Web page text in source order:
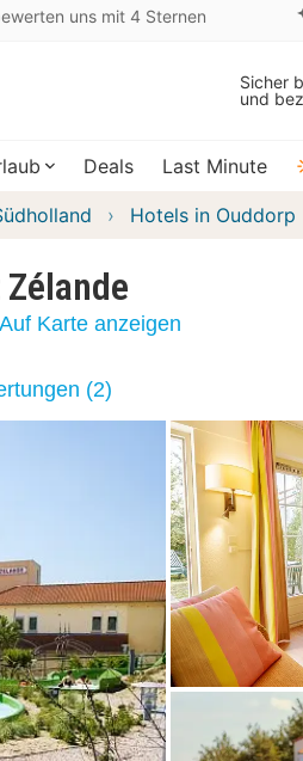
uns mit 4 Sternen
Sicher
und
Deals Last Minute
Hotels in Ouddorp
Auf Karte anzeigen
(2)